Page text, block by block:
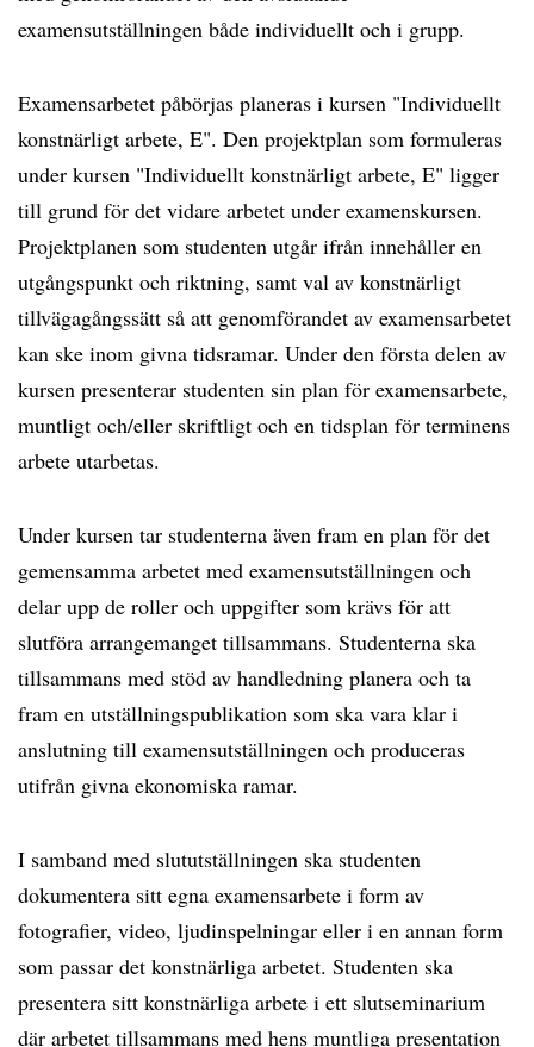
examensutställningen både individuellt och i grupp.
Examensarbetet påbörjas planeras i kursen "Individuellt
konstnärligt arbete, E". Den projektplan som formuleras
under kursen "Individuellt konstnärligt arbete, E" ligger
till grund för det vidare arbetet under examenskursen.
Projektplanen som studenten utgår ifrån innehåller en
utgångspunkt och riktning, samt val av konstnärligt
tillvägagångssätt så att genomförandet av examensarbetet
kan ske inom givna tidsramar. Under den första delen av
kursen presenterar studenten sin plan för examensarbete,
muntligt och/eller skriftligt och en tidsplan för terminens
arbete utarbetas.
Under kursen tar studenterna även fram en plan för det
gemensamma arbetet med examensutställningen och
delar upp de roller och uppgifter som krävs för att
slutföra arrangemanget tillsammans. Studenterna ska
tillsammans med stöd av handledning planera och ta
fram en utställningspublikation som ska vara klar i
anslutning till examensutställningen och produceras
utifrån givna ekonomiska ramar.
I samband med slututställningen ska studenten
dokumentera sitt egna examensarbete i form av
fotografier, video, ljudinspelningar eller i en annan form
som passar det konstnärliga arbetet. Studenten ska
presentera sitt konstnärliga arbete i ett slutseminarium
där arbetet tillsammans med hens muntliga presentation